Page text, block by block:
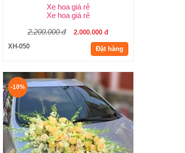
Xe hoa giá rẻ
Xe hoa giá rẻ
2.200.000 đ
2.000.000 đ
XH-050
Đặt hàng
-10%